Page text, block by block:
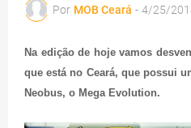
Por MOB Ceará - 4/25/
Na edição de hoje vamos
que está no Ceará, que possui
Neobus, o Mega Evolution.